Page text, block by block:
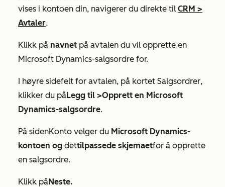
vises i kontoen din, navigerer du direkte til CRM >
Avtaler.
Klikk på navnet på avtalen du vil opprette en
Microsoft Dynamics-salgsordre for.
I høyre sidefelt for avtalen, på kortet Salgsordrer,
klikker du påLegg til >Opprett en Microsoft
Dynamics-salgsordre.
På sidenKonto velger du Microsoft Dynamics-
kontoen og dettilpassede skjemaetfor å opprette
en salgsordre.
Klikk påNeste.